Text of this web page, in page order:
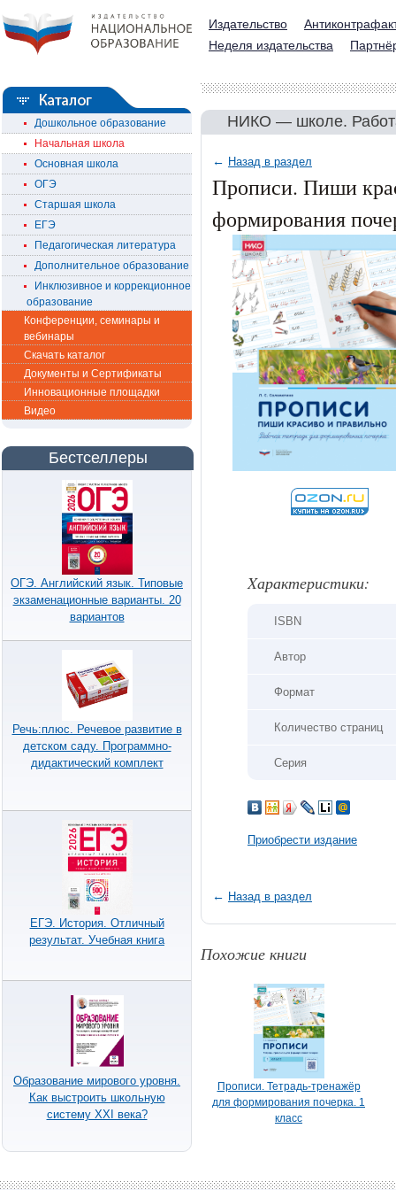
Издательство
Неделя издательства
Дошкольное образование
Начальная школа
Основная школа
ОГЭ
Старшая школа
ЕГЭ
Педагогическая литература
Дополнительное образование
Инклюзивное и коррекционное
образование
Конференции, семинары и
вебинары
Скачать каталог
Документы и Сертификаты
Инновационные площадки
Видео
Бестселлеры
ОГЭ. Английский язык. Типовые
экзаменационные варианты. 20
вариантов
Речь:плюс. Речевое развитие в
детском саду. Программно-
дидактический комплект
ЕГЭ. История. Отличный
результат. Учебная книга
Образование мирового уровня.
Как выстроить школьную
систему XXI века?
НИКО — школе.
← Назад в раздел
Прописи. Пиши
формирования
Xарактеристики:
ISBN
Автор
Формат
Количество страниц
Серия
Приобрести издание
← Назад в раздел
Похожие книги
Прописи. Тетрадь-тренажёр
для формирования почерка. 1
класс